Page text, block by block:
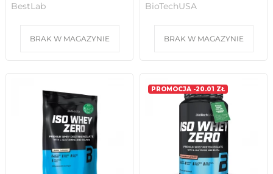
BestLab
BRAK W MAGAZYNIE
BioTechUSA
BRAK W MAGAZYNIE
PROMOCJA -20.01 ZŁ